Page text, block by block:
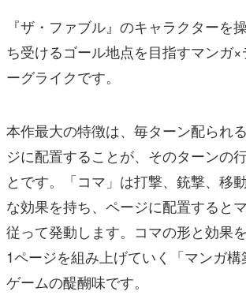
『ザ・ファブル』のキャラクターを
ち受けるゴール地点を目指すマンガ
ーグライクです。
本作最大の特徴は、毎ターン配られ
ジに配置することが、そのターンの
とです。「コマ」は打撃、銃撃、移
な効果を持ち、ページに配置すると
従って発動します。コマの形と効果
1ページを組み上げていく「マンガ
ゲームの醍醐味です。